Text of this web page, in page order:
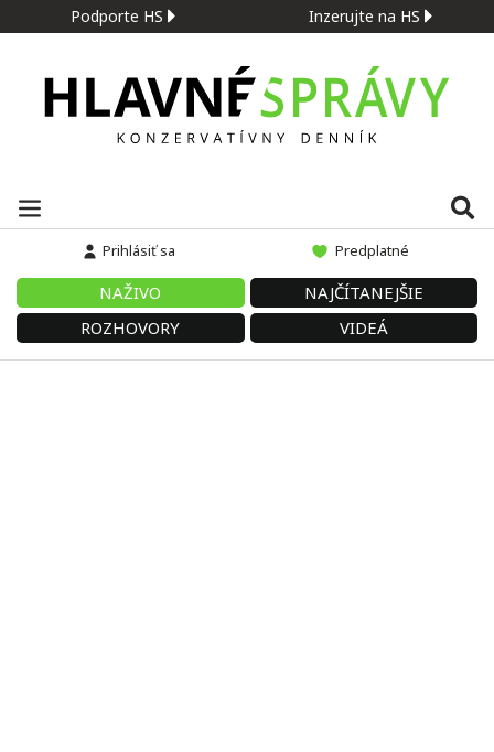
Podporte HS Inzerujte na HS
Prihlásiť sa Predplatné
NAŽIVO
NAJČÍTANEJŠIE
ROZHOVORY
VIDEÁ